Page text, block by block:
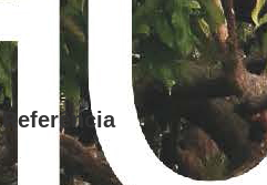
Referência